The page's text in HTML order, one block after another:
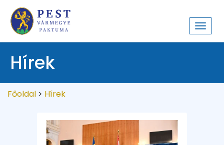
Hírek
Főoldal > Hírek